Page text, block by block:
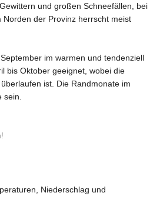
und großen Schneefällen, bei
der Provinz herrscht meist
im warmen und tendenziell
bis Oktober geeignet, wobei die
ist. Die Randmonate im
Niederschlag und